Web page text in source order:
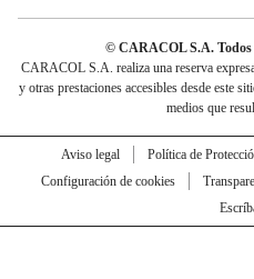
© CARACOL S.A. Todos
CARACOL S.A. realiza una reserva
y otras prestaciones accesibles desde este
medios que
Aviso legal Política de
Configuración de cookies